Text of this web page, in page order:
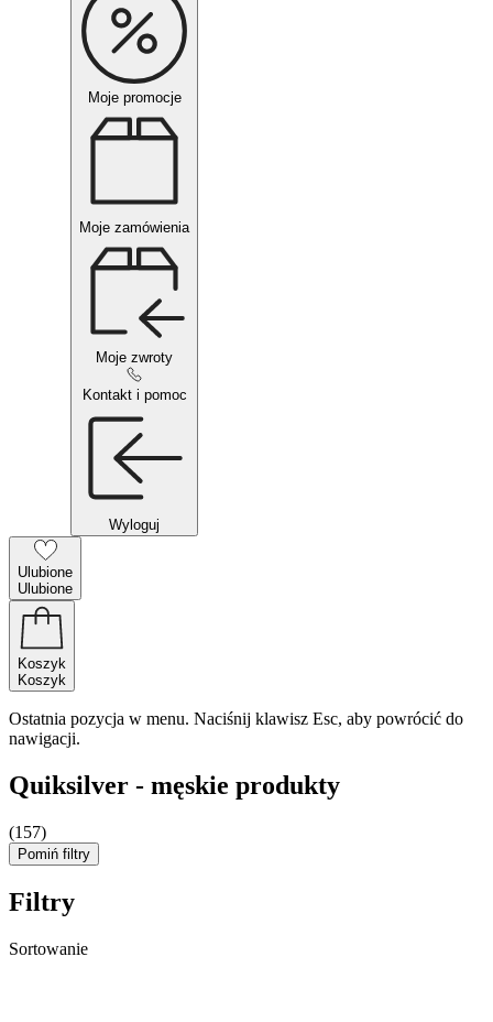
Moje promocje
Moje zamówienia
Moje zwroty
Kontakt i pomoc
Wyloguj
Ulubione
Ulubione
Koszyk
Koszyk
Ostatnia pozycja w menu. Naciśnij klawisz Esc, aby powrócić do
nawigacji.
Quiksilver - męskie produkty
(157)
Pomiń filtry
Filtry
Sortowanie